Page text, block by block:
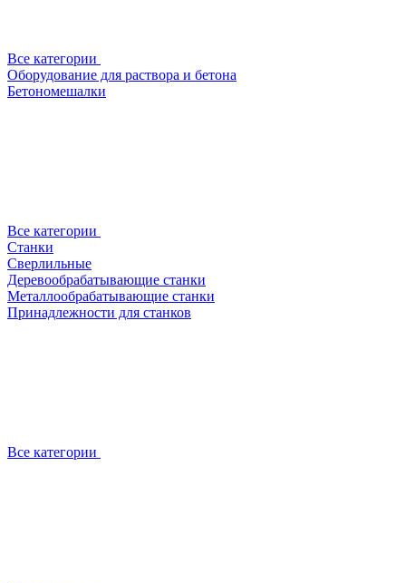
Все категории
Оборудование для раствора и бетона
Бетономешалки
Все категории
Станки
Сверлильные
Деревообрабатывающие станки
Металлообрабатывающие станки
Принадлежности для станков
Все категории